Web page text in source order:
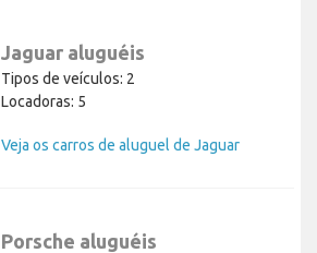
Jaguar aluguéis
Tipos de veículos: 2
Locadoras: 5
Veja os carros de aluguel de Jaguar
Porsche aluguéis